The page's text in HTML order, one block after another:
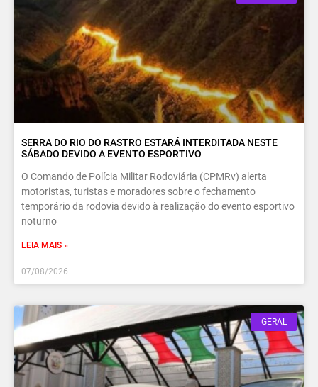
SERRA DO RIO DO RASTRO ESTARÁ INTERDITADA NESTE
SÁBADO DEVIDO A EVENTO ESPORTIVO
O Comando de Polícia Militar Rodoviária (CPMRv) alerta
motoristas, turistas e moradores sobre o fechamento
temporário da rodovia devido à realização do evento esportivo
noturno
LEIA MAIS »
07/08/2026
GERAL